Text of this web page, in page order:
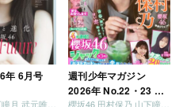
年 6月号
櫻坂46 山下瞳月 武元唯衣 / 乃木坂46 海邉朱莉
週刊少年マガジン
2026年 No.22・23 合